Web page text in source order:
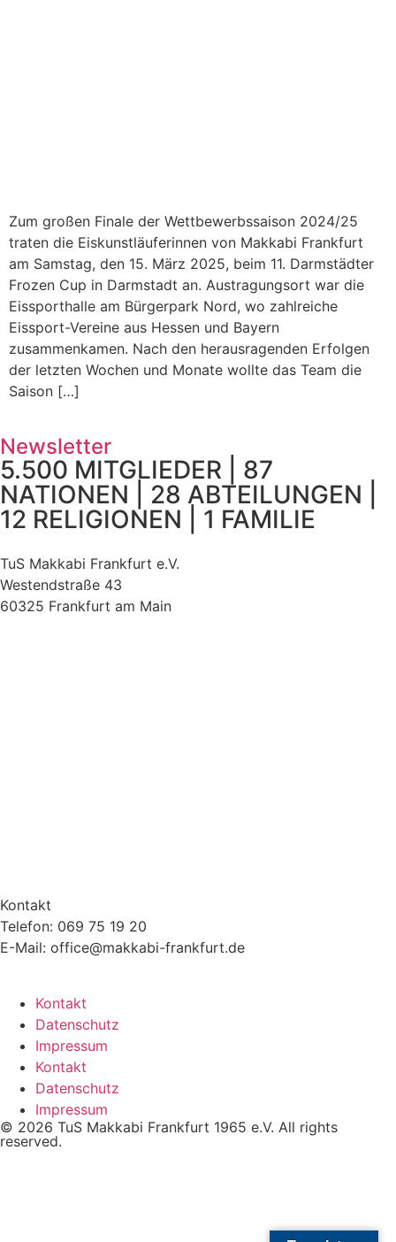
Zum großen Finale der Wettbewerbssaison 2024/25
traten die Eiskunstläuferinnen von Makkabi Frankfurt
am Samstag, den 15. März 2025, beim 11. Darmstädter
Frozen Cup in Darmstadt an. Austragungsort war die
Eissporthalle am Bürgerpark Nord, wo zahlreiche
Eissport-Vereine aus Hessen und Bayern
zusammenkamen. Nach den herausragenden Erfolgen
der letzten Wochen und Monate wollte das Team die
Saison […]
Newsletter
5.500 MITGLIEDER | 87
NATIONEN | 28 ABTEILUNGEN |
12 RELIGIONEN | 1 FAMILIE
TuS Makkabi Frankfurt e.V.
Westendstraße 43
60325 Frankfurt am Main
Kontakt
Telefon: 069 75 19 20
E-Mail: office@makkabi-frankfurt.de
Kontakt
Datenschutz
Impressum
Kontakt
Datenschutz
Impressum
© 2026 TuS Makkabi Frankfurt 1965 e.V. All rights
reserved.